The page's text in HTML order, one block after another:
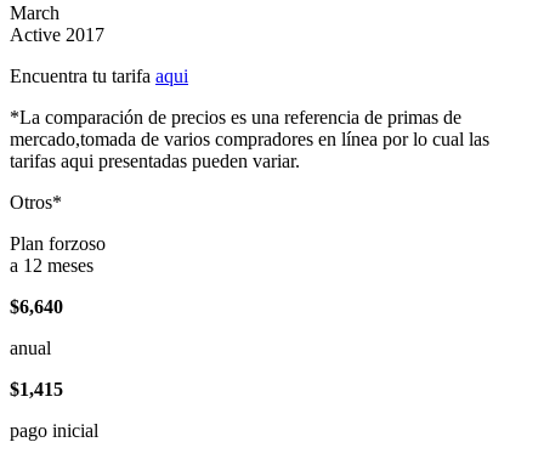
March
Active 2017
Encuentra tu tarifa aqui
*La comparación de precios es una referencia de primas de
mercado,tomada de varios compradores en línea por lo cual las
tarifas aqui presentadas pueden variar.
Otros*
Plan forzoso
a 12 meses
$6,640
anual
$1,415
pago inicial